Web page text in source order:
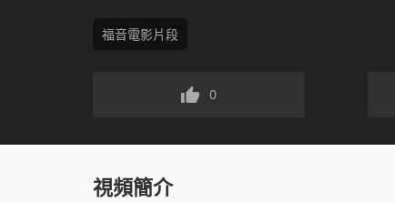
福音電影片段
0
視頻簡介